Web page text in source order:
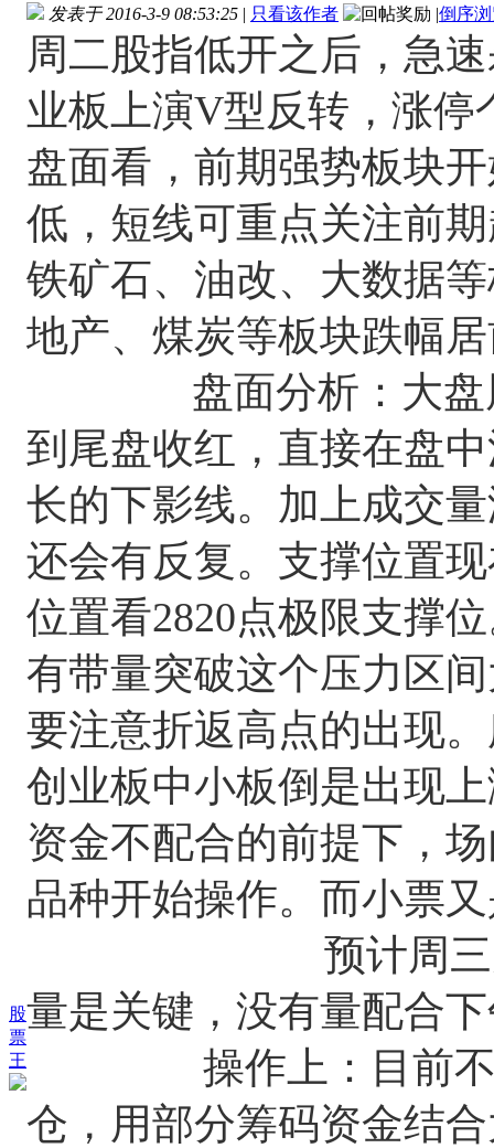
股
票
王
发表于 2016-3-9 08:53:25 | 只看该作者 |倒序
周二股指低开之后，急
业板上演V型反转，涨停
盘面看，前期强势板块
低，短线可重点关注前
铁矿石、油改、大数据
地产、煤炭等板块跌幅
盘面分析：大盘周
到尾盘收红，直接在盘
长的下影线。加上成交
还会有反复。支撑位置
位置看2820点极限支撑
有带量突破这个压力区
要注意折返高点的出现
创业板中小板倒是出现
资金不配合的前提下，
品种开始操作。而小票
预计周三大盘还
量是关键，没有量配合
操作上：目前不适
仓，用部分筹码资金结